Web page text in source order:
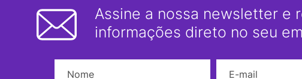
Assine a nossa newsletter e
informações direto no seu